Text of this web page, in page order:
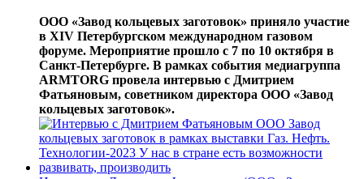
ООО «Завод кольцевых заготовок» приняло участие
в XIV Петербургском международном газовом
форуме. Мероприятие прошло с 7 по 10 октября в
Санкт-Петербурге. В рамках события медиагруппа
ARMTORG провела интервью с Дмитрием
Фатьяновым, советником директора ООО «Завод
кольцевых заготовок».